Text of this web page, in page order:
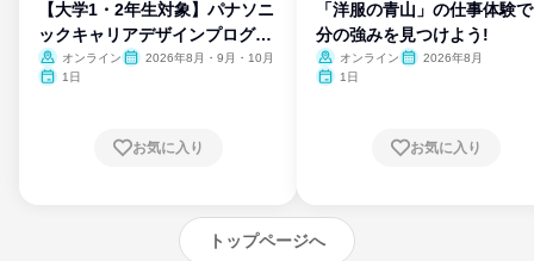
【大学1・2年生対象】パナソニ
ックキャリアデザインプログラ
ム
オンライン
2026年8月・9月・10月
1日
お気に入り
「洋服の青山」の仕事体験
分の強みを見つけよう!
オンライン
2026年8月
1日
お気に入り
トップページへ